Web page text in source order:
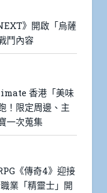
》開啟「烏薩
鬥內容
香港「美味
！限定周邊、主
一次蒐集
《傳奇4》迎接
業「精靈士」開